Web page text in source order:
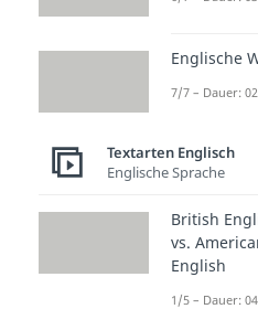
ist so
er Jagos
getötet
Emilia
Englische
7/7 – Dauer:
Textarten Englisch
Englische Sprache
British
vs.
English
1/5 – Dauer: